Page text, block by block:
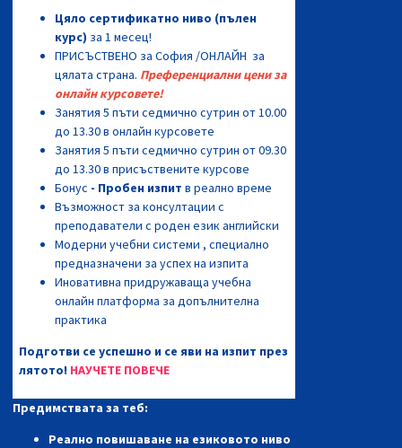
Цяло сертификатно ниво (пълен
курс) за 1 месец!
ПРИСЪСТВЕНО за София /ОНЛАЙН за
цялата страна. Преференциални цени за
онлайн курсовете!
Занятия 5 пъти седмично сутрин от 10.00
до 13.30 в онлайн курсовете
Занятия 5 пъти седмично сутрин от 09.30
до 13.30 в присъствените курсове
Бонус - Пробен изпит в реално време
Възможност за консултации с
преподаватели с роден език английски
Модерни учебни системи , специално
предназначени за успех на изпита
Иновативна придружаваща учебна
онлайн платформа за допълнителна
практика
Подготви се успешно и се яви на изпит през
лятото! НАУЧЕТЕ ПОВЕЧЕ
Предимствата за теб:
Реално повишаване на езиковото ниво